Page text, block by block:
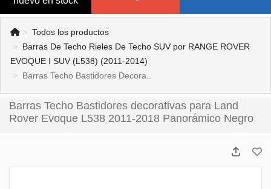
Todos los productos
Barras De Techo Rieles De Techo SUV por RANGE ROVER
EVOQUE I SUV (L538) (2011-2014)
Barras Techo Bastidores Decora..
Barras Techo Bastidores decorativas para Land
Rover Evoque L538 2011-2018 Panorámico Negro